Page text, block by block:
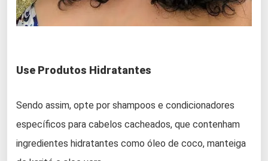
Use Produtos Hidratantes
Sendo assim, opte por shampoos e condicionadores
específicos para cabelos cacheados, que contenham
ingredientes hidratantes como óleo de coco, manteiga